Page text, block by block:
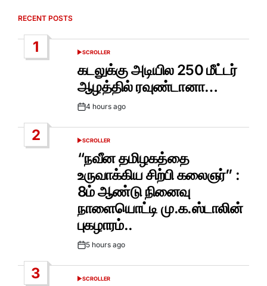
RECENT POSTS
1
POSTED
SCROLLER
கடலுக்கு அடியில 250 மீட்டர்
ஆழத்தில் ரவுண்டானா…
Post4 hours ago
2
POSTED
IN
SCROLLER
“நவீன தமிழகத்தை
உருவாக்கிய சிற்பி கலைஞர்” :
8ம் ஆண்டு நினைவு
நாளையொட்டி மு.க.ஸ்டாலின்
புகழாரம்..
Post5 hours ago
3
POSTED
SCROLLER